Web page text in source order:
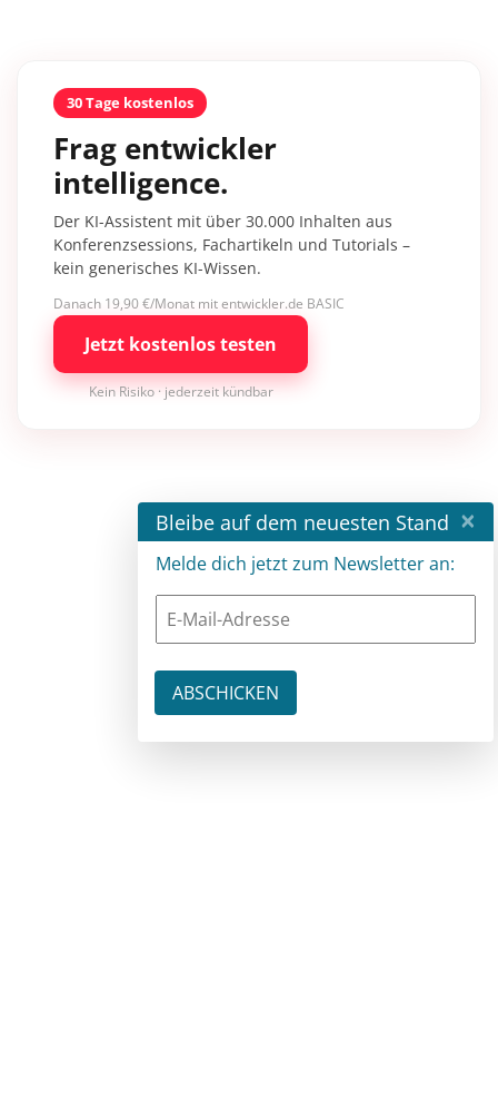
30 Tage kostenlos
Frag entwickler
intelligence.
Der KI-Assistent mit über 30.000 Inhalten aus
Konferenzsessions, Fachartikeln und Tutorials –
kein generisches KI-Wissen.
Danach 19,90 €/Monat mit entwickler.de BASIC
Jetzt kostenlos testen
Kein Risiko · jederzeit kündbar
Bleibe auf dem neuesten Stand ×
Melde dich jetzt zum Newsletter an: